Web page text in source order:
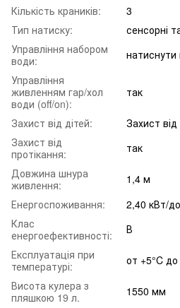
Кількість краників:
3
Тип натиску:
сенсорні
Управління набором
води:
Управління
живленням гар/хол
води (off/on):
так
Захист від дітей:
Захист від
Захист від
протікання:
так
Довжина шнура
живлення:
1,4 м
Енергоспоживання:
2,40 кВт/
Клас
енергоефективності:
В
Експлуатація при
температурі:
от +5°C
Висота кулера з
пляшкою 19 л.
1550 мм